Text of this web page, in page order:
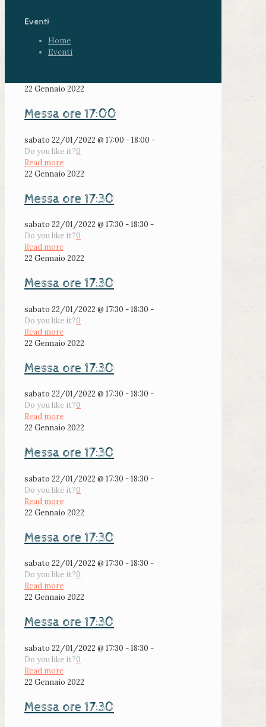
Eventi
Home
Eventi
22 Gennaio 2022
Messa ore 17:00
sabato 22/01/2022 @ 17:00 - 18:00 -
Do you like it?0
Read more
22 Gennaio 2022
Messa ore 17:30
sabato 22/01/2022 @ 17:30 - 18:30 -
Do you like it?0
Read more
22 Gennaio 2022
Messa ore 17:30
sabato 22/01/2022 @ 17:30 - 18:30 -
Do you like it?0
Read more
22 Gennaio 2022
Messa ore 17:30
sabato 22/01/2022 @ 17:30 - 18:30 -
Do you like it?0
Read more
22 Gennaio 2022
Messa ore 17:30
sabato 22/01/2022 @ 17:30 - 18:30 -
Do you like it?0
Read more
22 Gennaio 2022
Messa ore 17:30
sabato 22/01/2022 @ 17:30 - 18:30 -
Do you like it?0
Read more
22 Gennaio 2022
Messa ore 17:30
sabato 22/01/2022 @ 17:30 - 18:30 -
Do you like it?0
Read more
22 Gennaio 2022
Messa ore 17:30